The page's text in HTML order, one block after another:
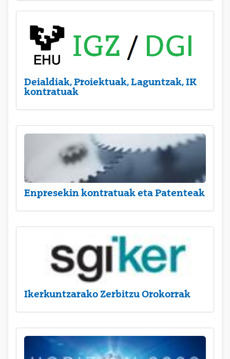
Deialdiak, Proiektuak, Laguntzak, IK
kontratuak
Enpresekin kontratuak eta Patenteak
Ikerkuntzarako Zerbitzu Orokorrak